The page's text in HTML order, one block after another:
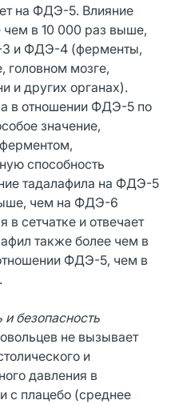
на ФДЭ-5. Влияние
в 10 000 раз выше,
и ФДЭ-4 (ферменты,
головном мозге,
и других органах).
в отношении ФДЭ-5 по
значение,
способность
тадалафила на ФДЭ-5
чем на ФДЭ-6
в сетчатке и отвечает
также более чем в
ФДЭ-5, чем в
безопасность
не вызывает
и
давления в
с плацебо (среднее